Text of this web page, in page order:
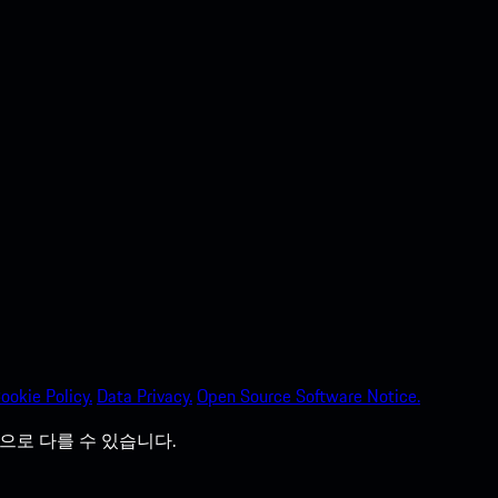
Policy. Data Privacy.Open Source Software Notice.
로 다를 수 있습니다.